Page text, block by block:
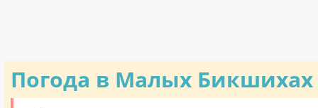
Погода в Малых Бикшихах